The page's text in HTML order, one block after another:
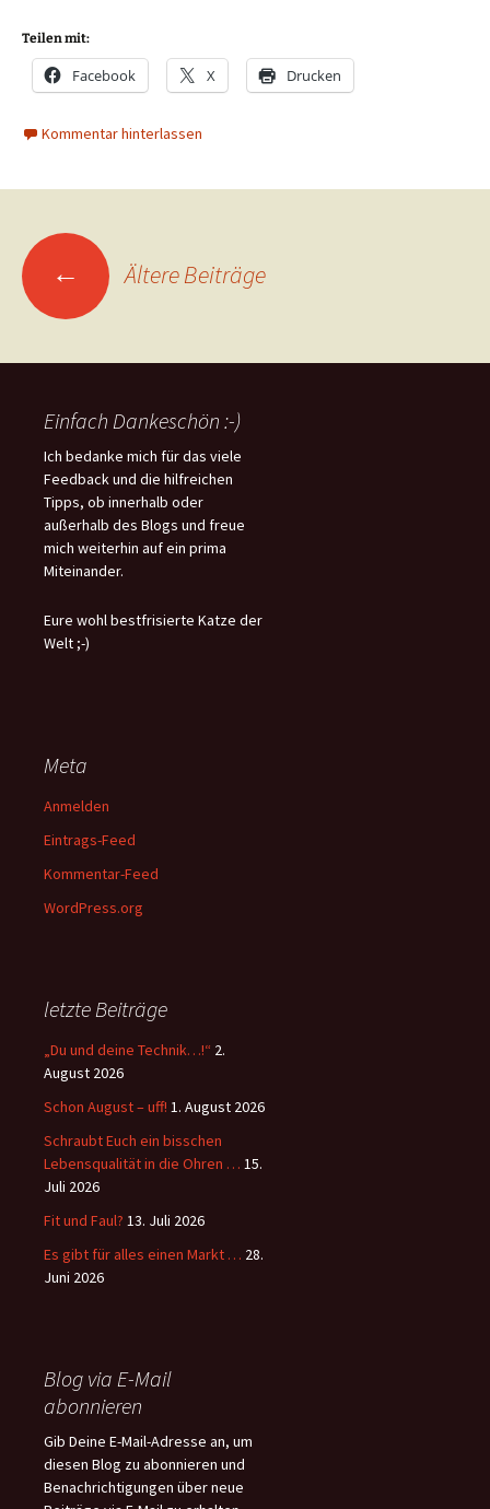
Teilen mit:
Facebook X Drucken
Kommentar hinterlassen
Beitragsnavigation
← Ältere Beiträge
Einfach Dankeschön :-)
Ich bedanke mich für das viele
Feedback und die hilfreichen
Tipps, ob innerhalb oder
außerhalb des Blogs und freue
mich weiterhin auf ein prima
Miteinander.
Eure wohl bestfrisierte Katze der
Welt ;-)
Meta
Anmelden
Eintrags-Feed
Kommentar-Feed
WordPress.org
letzte Beiträge
„Du und deine Technik…!“ 2.
August 2026
Schon August – uff! 1. August 2026
Schraubt Euch ein bisschen
Lebensqualität in die Ohren … 15.
Juli 2026
Fit und Faul? 13. Juli 2026
Es gibt für alles einen Markt … 28.
Juni 2026
Blog via E-Mail
abonnieren
Gib Deine E-Mail-Adresse an, um
diesen Blog zu abonnieren und
Benachrichtigungen über neue